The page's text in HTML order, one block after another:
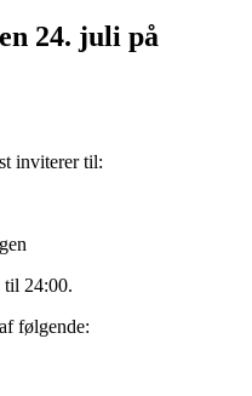
24. juli på
inviterer til:
24:00.
følgende: